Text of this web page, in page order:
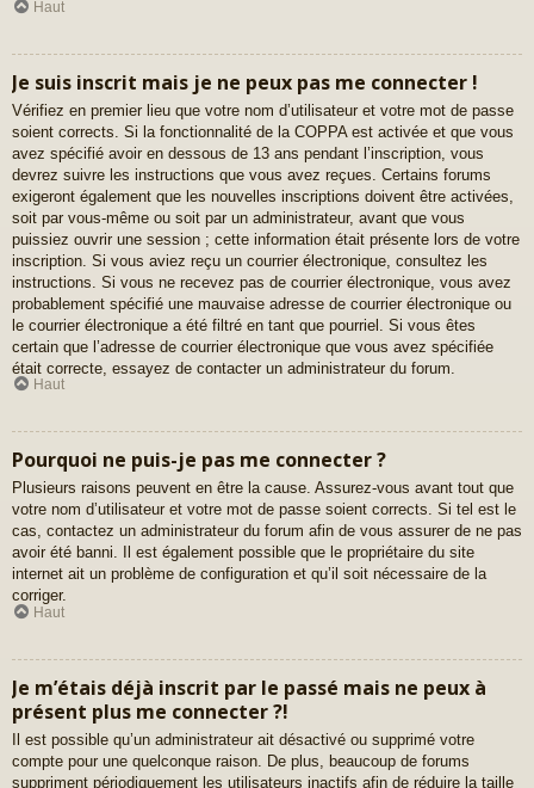
Haut
Je suis inscrit mais je ne peux pas me connecter !
Vérifiez en premier lieu que votre nom d’utilisateur et votre mot de passe
soient corrects. Si la fonctionnalité de la COPPA est activée et que vous
avez spécifié avoir en dessous de 13 ans pendant l’inscription, vous
devrez suivre les instructions que vous avez reçues. Certains forums
exigeront également que les nouvelles inscriptions doivent être activées,
soit par vous-même ou soit par un administrateur, avant que vous
puissiez ouvrir une session ; cette information était présente lors de votre
inscription. Si vous aviez reçu un courrier électronique, consultez les
instructions. Si vous ne recevez pas de courrier électronique, vous avez
probablement spécifié une mauvaise adresse de courrier électronique ou
le courrier électronique a été filtré en tant que pourriel. Si vous êtes
certain que l’adresse de courrier électronique que vous avez spécifiée
était correcte, essayez de contacter un administrateur du forum.
Haut
Pourquoi ne puis-je pas me connecter ?
Plusieurs raisons peuvent en être la cause. Assurez-vous avant tout que
votre nom d’utilisateur et votre mot de passe soient corrects. Si tel est le
cas, contactez un administrateur du forum afin de vous assurer de ne pas
avoir été banni. Il est également possible que le propriétaire du site
internet ait un problème de configuration et qu’il soit nécessaire de la
corriger.
Haut
Je m’étais déjà inscrit par le passé mais ne peux à
présent plus me connecter ?!
Il est possible qu’un administrateur ait désactivé ou supprimé votre
compte pour une quelconque raison. De plus, beaucoup de forums
suppriment périodiquement les utilisateurs inactifs afin de réduire la taille